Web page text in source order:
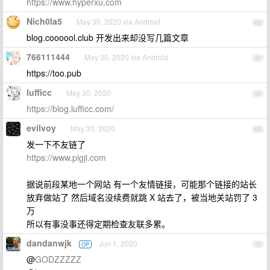
66
Nich0la5 May 30, 2020 via Android
blog.coooool.club 开发出来却没写几篇文章
67
766111444 May 30, 2020 via Android
https://too.pub
68
lufficc May 30, 2020
https://blog.lufficc.com/
69
evilvoy May 30, 2020
发一下不友链了
https://www.pigji.com
据说前段某地一个网站 有一个友情链接，可能那个链接的站长
放弃做站了 然后域名没续费就跳 X 站去了，被当地关站罚了 3
万
所以有事没事还得定期检查友联多累。
70
dandanwjk OP Jun 1, 2020
@GODZZZZZ